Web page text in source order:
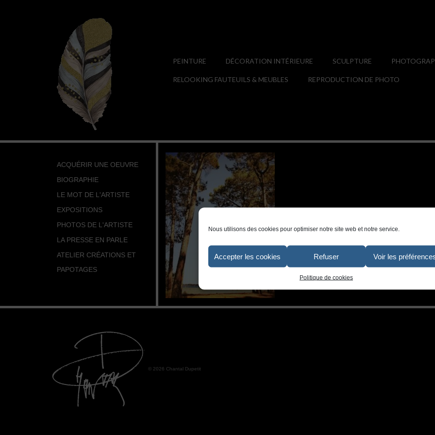
Nous utilisons des cookies pour optimiser notre site web et notre service.
Accepter les cookies Refuser Voir les
Politique de cookies
PEINTURE DÉCORATION INTÉRIEURE SCULPTURE
RELOOKING FAUTEUILS & MEUBLES REPRODUCTION DE PHOTO
ACQUÉRIR UNE OEUVRE
BIOGRAPHIE
LE MOT DE L'ARTISTE
EXPOSITIONS
PHOTOS DE L'ARTISTE
LA PRESSE EN PARLE
ATELIER CRÉATIONS ET
PAPOTAGES
© 2026 Chantal Dupetit